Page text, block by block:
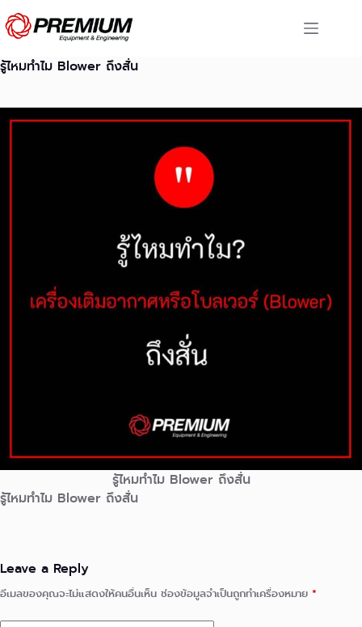
Skip
to
content
รู้ไหมทำไม Blower ถึงสั่น
รู้ไหมทำไม Blower ถึงสั่น
รู้ไหมทำไม Blower ถึงสั่น
Leave a Reply
อีเมลของคุณจะไม่แสดงให้คนอื่นเห็น ช่องข้อมูลจำเป็นถูกทำเครื่องหมาย *